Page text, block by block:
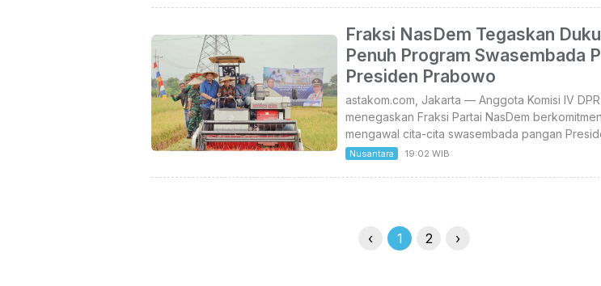
Fraksi NasDem Tegaskan
Penuh Program Swasembada
Presiden Prabowo
astakom.com, Jakarta — Anggota Komisi IV DPR
menegaskan Fraksi Partai NasDem
mengawal cita-cita swasembada pangan
Nusantara 19:02 WIB
‹ 1 2 ›